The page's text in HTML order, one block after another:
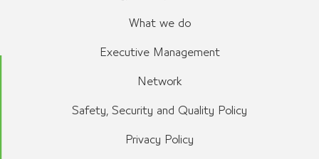
What we do
Executive Management
Network
Safety, Security and Quality Policy
Privacy Policy